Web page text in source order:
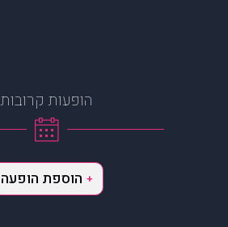
הופעות קרובות
+ הוספת הופעה